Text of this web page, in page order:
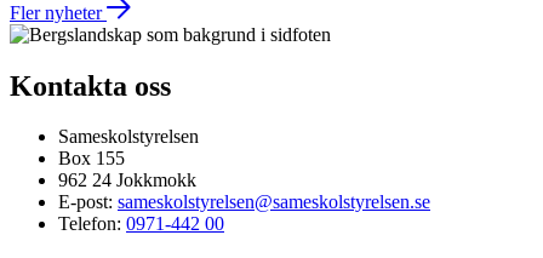
Fler nyheter
Kontakta oss
Sameskolstyrelsen
Box 155
962 24 Jokkmokk
E-post: sameskolstyrelsen@sameskolstyrelsen.se
Telefon: 0971-442 00